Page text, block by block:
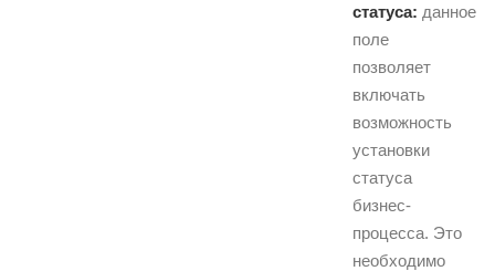
статуса: данное
поле
позволяет
включать
возможность
установки
статуса
бизнес-
процесса. Это
необходимо